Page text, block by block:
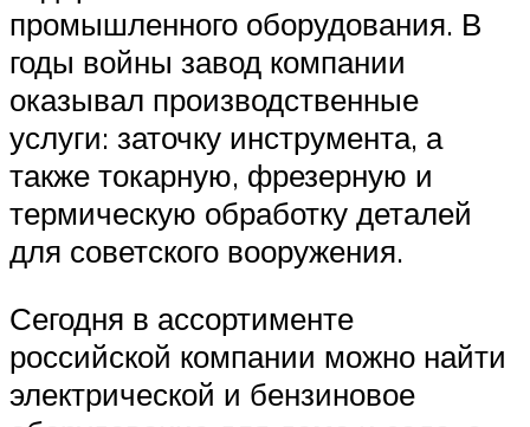
промышленного оборудования. В
годы войны завод компании
оказывал производственные
услуги: заточку инструмента, а
также токарную, фрезерную и
термическую обработку деталей
для советского вооружения.
Сегодня в ассортименте
российской компании можно найти
электрической и бензиновое